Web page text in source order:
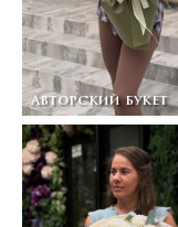
Авторский букет